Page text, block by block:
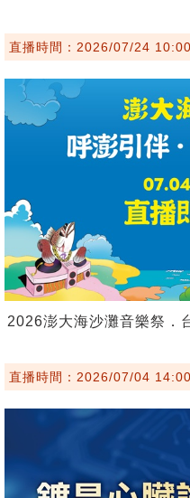
直播時間：2026/07/24 10:00
2026澎大海沙灘音樂祭．
直播時間：2026/07/04 14:00